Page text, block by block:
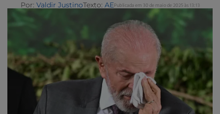
Por: Valdir JustinoTexto: AEPublicada em 30 de maio de 2025 às 13:13